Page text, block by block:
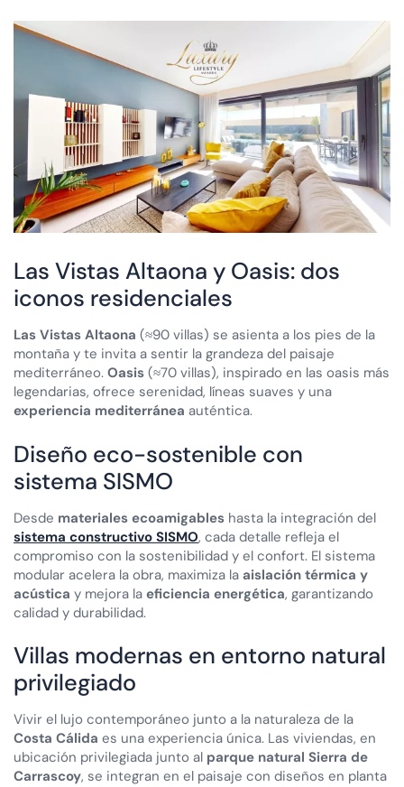
Las Vistas Altaona y Oasis: dos
iconos residenciales
Las Vistas Altaona (≈90 villas) se asienta a los pies de la
montaña y te invita a sentir la grandeza del paisaje
mediterráneo. Oasis (≈70 villas), inspirado en las oasis más
legendarias, ofrece serenidad, líneas suaves y una
experiencia mediterránea auténtica.
Diseño eco-sostenible con
sistema SISMO
Desde materiales ecoamigables hasta la integración del
sistema constructivo SISMO, cada detalle refleja el
compromiso con la sostenibilidad y el confort. El sistema
modular acelera la obra, maximiza la aislación térmica y
acústica y mejora la eficiencia energética, garantizando
calidad y durabilidad.
Villas modernas en entorno natural
privilegiado
Vivir el lujo contemporáneo junto a la naturaleza de la
Costa Cálida es una experiencia única. Las viviendas, en
ubicación privilegiada junto al parque natural Sierra de
Carrascoy, se integran en el paisaje con diseños en planta